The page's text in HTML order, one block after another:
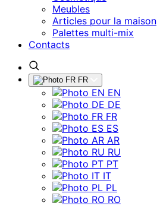
Meubles
Articles pour la maison
Palettes multi-mix
Contacts
FR
EN
DE
FR
ES
AR
RU
PT
IT
PL
RO